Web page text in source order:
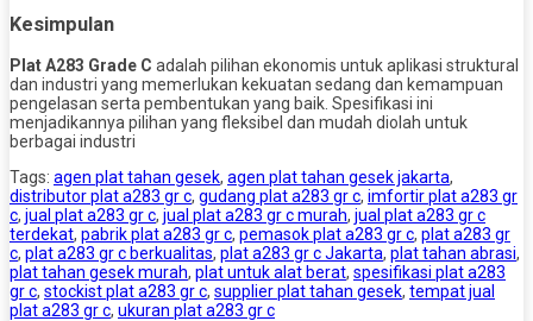
Kesimpulan
Plat A283 Grade C adalah pilihan ekonomis untuk aplikasi struktural
dan industri yang memerlukan kekuatan sedang dan kemampuan
pengelasan serta pembentukan yang baik. Spesifikasi ini
menjadikannya pilihan yang fleksibel dan mudah diolah untuk
berbagai industri
Tags: agen plat tahan gesek, agen plat tahan gesek jakarta,
distributor plat a283 gr c, gudang plat a283 gr c, imfortir plat a283 gr
c, jual plat a283 gr c, jual plat a283 gr c murah, jual plat a283 gr c
terdekat, pabrik plat a283 gr c, pemasok plat a283 gr c, plat a283 gr
c, plat a283 gr c berkualitas, plat a283 gr c Jakarta, plat tahan abrasi,
plat tahan gesek murah, plat untuk alat berat, spesifikasi plat a283
gr c, stockist plat a283 gr c, supplier plat tahan gesek, tempat jual
plat a283 gr c, ukuran plat a283 gr c